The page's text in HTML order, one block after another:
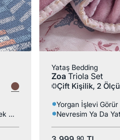
Nevresim Ya Da Yatak Örtüsü Kullanımına Gerek Kalmaz
Yataş Bedding
ZoaTriola Set
Çift Kişilik, 2 Ölçü
Yorgan İşlevi Görür
90